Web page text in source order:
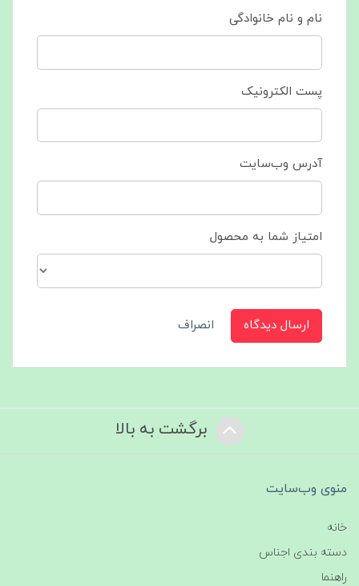
نام و نام خانوادگی
پست الکترونیک
آدرس وب‌سایت
امتیاز شما به محصول
ارسال دیدگاه انصراف
برگشت به بالا
منوی وب‌سایت
خانه
دسته بندی اجناس
راهنما